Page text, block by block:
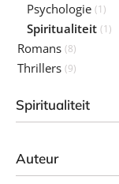
Psychologie (1)
Spiritualiteit (1)
Romans (8)
Thrillers (9)
Spiritualiteit
Auteur